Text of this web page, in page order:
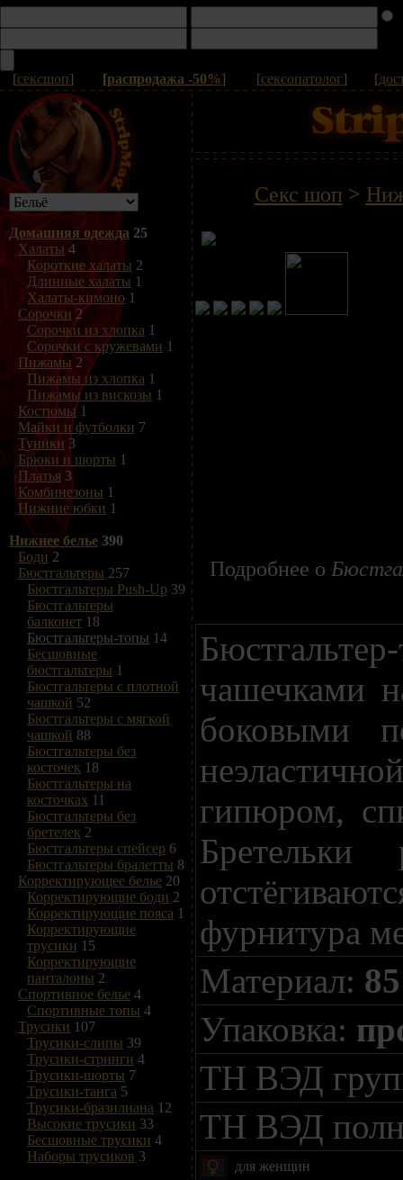
[сексшоп] [распродажа -50%] [сексопатолог] [
Домашняя одежда 25
Халаты 4
Короткие халаты 2
Длинные халаты 1
Халаты-кимоно 1
Сорочки 2
Сорочки из хлопка 1
Сорочки с кружевами 1
Пижамы 2
Пижамы из хлопка 1
Пижамы из вискозы 1
Костюмы1
Майки и футболки 7
Туники 3
Брюки и шорты 1
Платья 3
Комбинезоны 1
Нижние юбки 1
Нижнее белье 390
Боди 2
Бюстгальтеры 257
Бюстгальтеры Push-Up 39
Бюстгальтеры
балконет 18
Бюстгальтеры-топы 14
Бесшовные
бюстгальтеры 1
Бюстгальтеры с плотной
чашкой 52
Бюстгальтеры с мягкой
чашкой 88
Бюстгальтеры без
косточек 18
Бюстгальтеры на
косточках 11
Бюстгальтеры без
бретелек 2
Бюстгальтеры спейсер 6
Бюстгальтеры бралетты 8
Корректирующее белье 20
Корректирующие боди 2
Корректирующие пояса 1
Корректирующие
трусики 15
Корректирующие
панталоны 2
Спортивное белье 4
Спортивные топы 4
Трусики 107
Трусики-слипы 39
Трусики-стринги 4
Трусики-шорты 7
Трусики-танга 5
Трусики-бразилиана 12
Высокие трусики 33
Бесшовные трусики 4
Наборы трусиков 3
Секс шоп >
Подробнее о
чашечками
боковыми
гипюром,
фурнитура
Материал:
Упаковка:
ТН ВЭД
ТН ВЭД
для женщин